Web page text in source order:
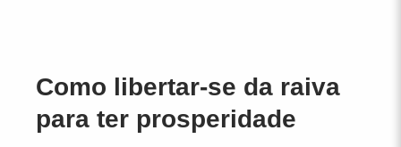
Como libertar-se da raiva
para ter prosperidade